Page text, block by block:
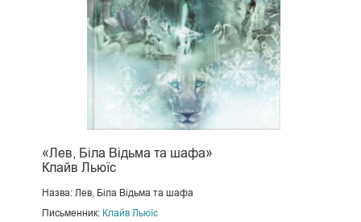
«Лев, Біла Відьма та шафа»
Клайв Льюїс
Назва: Лев, Біла Відьма та шафа
Письменник: Клайв Льюїс